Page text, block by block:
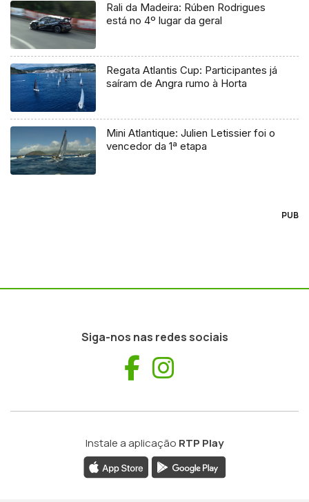
Rali da Madeira: Rúben Rodrigues
está no 4º lugar da geral
Regata Atlantis Cup: Participantes já
saíram de Angra rumo à Horta
Mini Atlantique: Julien Letissier foi o
vencedor da 1ª etapa
PUB
Siga-nos nas redes sociais
Facebook
Instale a aplicação RTP Play